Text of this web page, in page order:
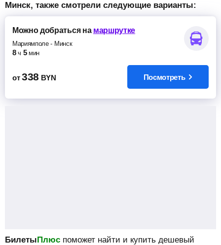
Минск, также смотрели следующие варианты:
Можно добратьсяна маршрутке
Мариямполе- Минск
8 ч 5 мин
от 338 BYN Посмотреть
БилетыПлюс поможет найти и купить дешевый